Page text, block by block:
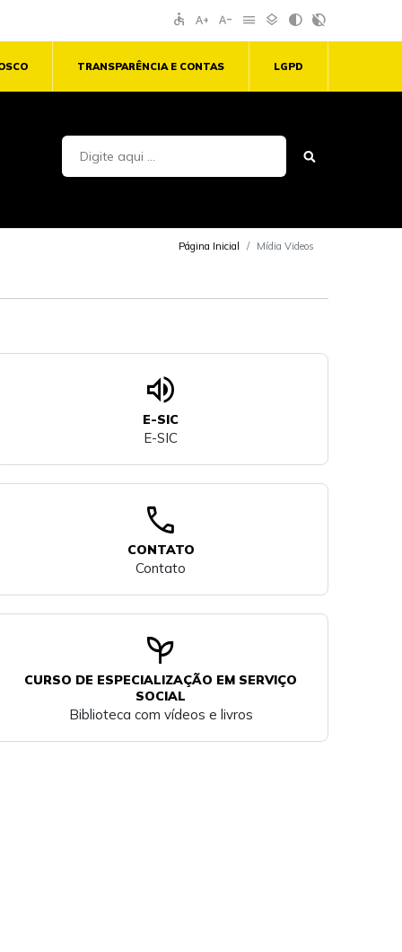
accessible text_increase text_decrease menu layers contrast contrast_rtl_off
TRANSPARÊNCIA E CONTAS LGPD
Página Inicial Mídia Videos
volume_up
E-SIC
E-SIC
call
CONTATO
Contato
psychiatry
CURSO DE ESPECIALIZAÇÃO EM SERVIÇO
SOCIAL
Biblioteca com vídeos e livros